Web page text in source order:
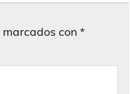
con *